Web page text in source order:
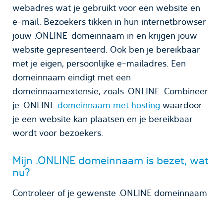
webadres wat je gebruikt voor een website en
e-mail. Bezoekers tikken in hun internetbrowser
jouw .ONLINE-domeinnaam in en krijgen jouw
website gepresenteerd. Ook ben je bereikbaar
met je eigen, persoonlijke e-mailadres. Een
domeinnaam eindigt met een
domeinnaamextensie, zoals .ONLINE. Combineer
je .ONLINE domeinnaam met hosting waardoor
je een website kan plaatsen en je bereikbaar
wordt voor bezoekers.
Mijn .ONLINE domeinnaam is bezet, wat
nu?
Controleer of je gewenste .ONLINE domeinnaam